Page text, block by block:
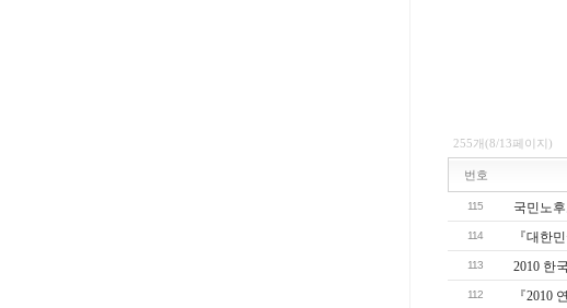
255개(8/13페이지)
번호
115 국민노
114 『대한
113 2010 한
112 『2010